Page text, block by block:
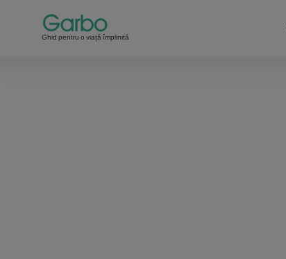
Ghid pentru o viață împlinită